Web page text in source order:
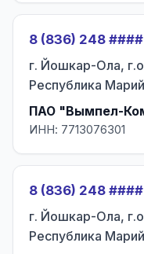
8 (836) 248 ####
г. Йошкар-Ола,
Республика
ПАО "Вымпел-
ИНН: 7713076301
8 (836) 248 ####
г. Йошкар-Ола,
Республика